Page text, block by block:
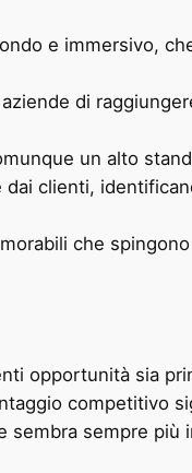
e immersivo,
di
un alto
clienti,
che
opportunità sia
competitivo
sempre più